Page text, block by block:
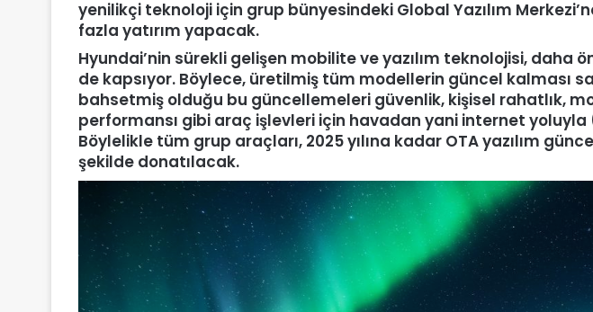
yenilikçi teknoloji için grup bünyesindeki Global Yazılım
fazla yatırım yapacak.
Hyundai’nin sürekli gelişen mobilite ve yazılım teknolojisi, daha
de kapsıyor. Böylece, üretilmiş tüm modellerin güncel kalması
bahsetmiş olduğu bu güncellemeleri güvenlik, kişisel rahatlık,
performansı gibi araç işlevleri için havadan yani internet
Böylelikle tüm grup araçları, 2025 yılına kadar OTA yazılım
şekilde donatılacak.